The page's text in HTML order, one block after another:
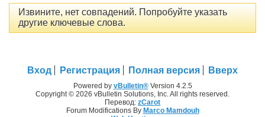
Извините, нет совпадений. Попробуйте указать
другие ключевые слова.
Вход Регистрация Полная версия Вверх
Powered by vBulletin®Version 4.2.5
Copyright © 2026 vBulletin Solutions, Inc. All rights reserved.
Перевод: zCarot
Forum Modifications By Marco Mamdouh